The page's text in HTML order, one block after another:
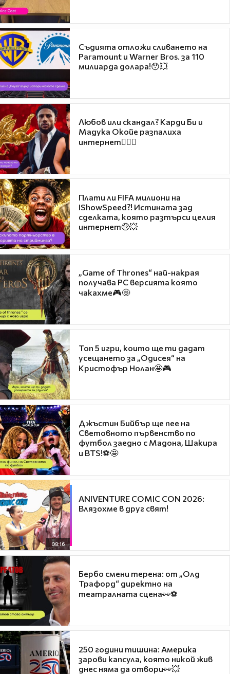
Съдията отложи сливането на
Paramount и Warner Bros. за 110
милиарда долара!😯💥
Любов или скандал? Карди Би и
Мадука Окойе разпалиха
интернет❤️‍🔥🔥
Плати ли FIFA милиони на
IShowSpeed?! Истината зад
сделката, която разтърси целия
интернет🤑💥
„Game of Thrones“ най-накрая
получава PC версията която
чакахме🎮🤩
Топ 5 игри, които ще ти дадат
усещането за „Одисея“ на
Кристофър Нолан🤩🎮
Джъстин Бийбър ще пее на
Световното първенство по
футбол заедно с Мадона, Шакира
и BTS!⚽🤩
08:16
ANIVENTURE COMIC CON 2026:
Влязохме в друг свят!
Бербо смени терена: от „Олд
Трафорд“ директно на
театралната сцена👀⚽
250 години тишина: Америка
зарови капсула, която никой жив
днес няма да отвори👀💥